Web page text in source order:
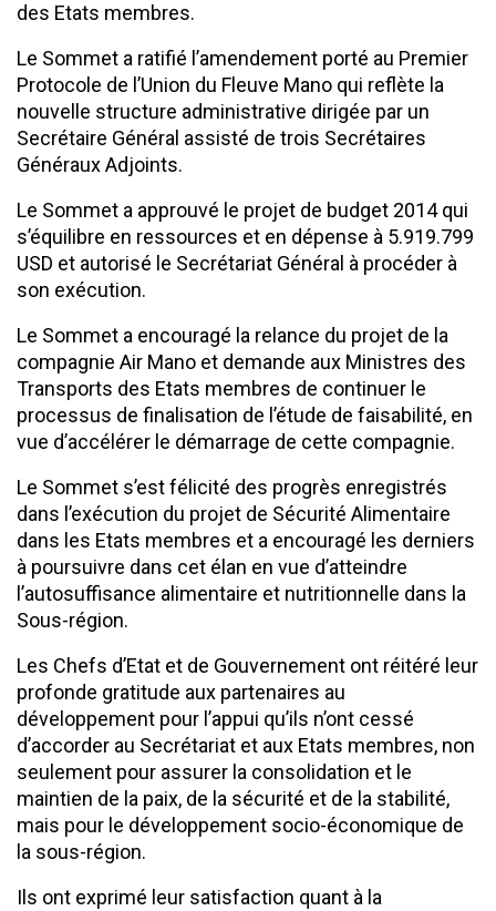
des Etats membres.
Le Sommet a ratifié l’amendement porté au Premier
Protocole de l’Union du Fleuve Mano qui reflète la
nouvelle structure administrative dirigée par un
Secrétaire Général assisté de trois Secrétaires
Généraux Adjoints.
Le Sommet a approuvé le projet de budget 2014 qui
s’équilibre en ressources et en dépense à 5.919.799
USD et autorisé le Secrétariat Général à procéder à
son exécution.
Le Sommet a encouragé la relance du projet de la
compagnie Air Mano et demande aux Ministres des
Transports des Etats membres de continuer le
processus de finalisation de l’étude de faisabilité, en
vue d’accélérer le démarrage de cette compagnie.
Le Sommet s’est félicité des progrès enregistrés
dans l’exécution du projet de Sécurité Alimentaire
dans les Etats membres et a encouragé les derniers
à poursuivre dans cet élan en vue d’atteindre
l’autosuffisance alimentaire et nutritionnelle dans la
Sous-région.
Les Chefs d’Etat et de Gouvernement ont réitéré leur
profonde gratitude aux partenaires au
développement pour l’appui qu’ils n’ont cessé
d’accorder au Secrétariat et aux Etats membres, non
seulement pour assurer la consolidation et le
maintien de la paix, de la sécurité et de la stabilité,
mais pour le développement socio-économique de
la sous-région.
Ils ont exprimé leur satisfaction quant à la